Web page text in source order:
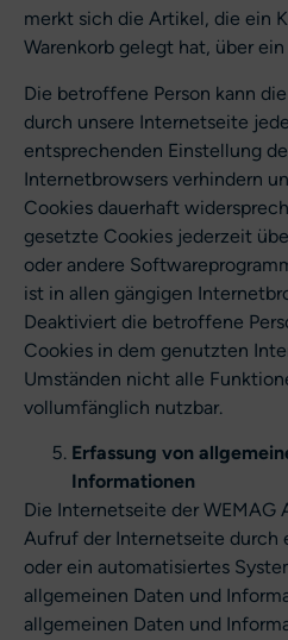
merkt sich die Artikel, die ein
Warenkorb gelegt hat, über
Die betroffene Person kann
durch unsere Internetseite
entsprechenden Einstellung
Internetbrowsers verhindern
Cookies dauerhaft
gesetzte Cookies jederzeit
oder andere
ist in allen gängigen
Deaktiviert die betroffene
Cookies in dem genutzten
Umständen nicht alle
vollumfänglich nutzbar.
Erfassung von
Informationen
Die Internetseite der WEMAG
Aufruf der Internetseite durch
oder ein automatisiertes
allgemeinen Daten und
allgemeinen Daten und